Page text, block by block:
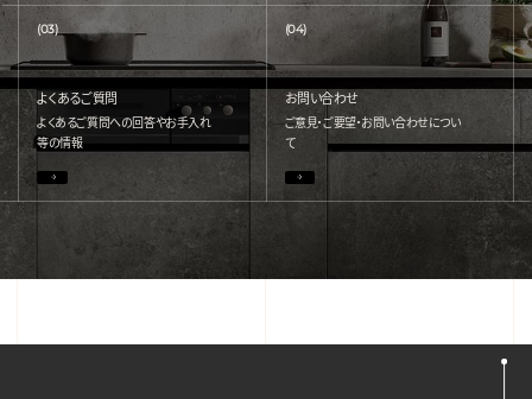
(03)
よくあるご質問
よくあるご質問への回答やお手入れ
等の情報
(04)
お問い合わせ
ご意見・ご要望・お問い合わせについ
て